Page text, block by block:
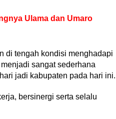
Ulama dan Umaro
di tengah kondisi menghadapi
sangat sederhana
jadi kabupaten pada hari ini.
bersinergi serta selalu